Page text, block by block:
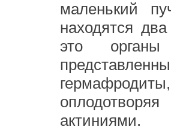
маленький
находятся
это органы
актиниями.